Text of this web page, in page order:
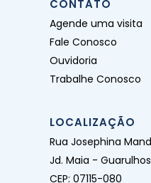
CONTATO
Agende uma visita
Fale Conosco
Ouvidoria
Trabalhe Conosco
LOCALIZAÇÃO
Rua Josephina
Jd. Maia -
CEP: 07115-080